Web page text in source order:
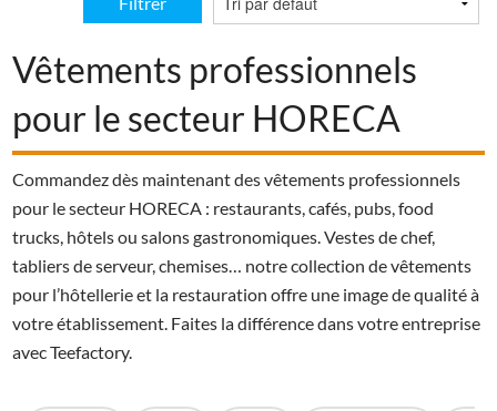
Vêtements professionnels
pour le secteur HORECA
Commandez dès maintenant des vêtements professionnels
pour le secteur HORECA : restaurants, cafés, pubs, food
trucks, hôtels ou salons gastronomiques. Vestes de chef,
tabliers de serveur, chemises… notre collection de vêtements
pour l’hôtellerie et la restauration offre une image de qualité à
votre établissement. Faites la différence dans votre entreprise
avec Teefactory.